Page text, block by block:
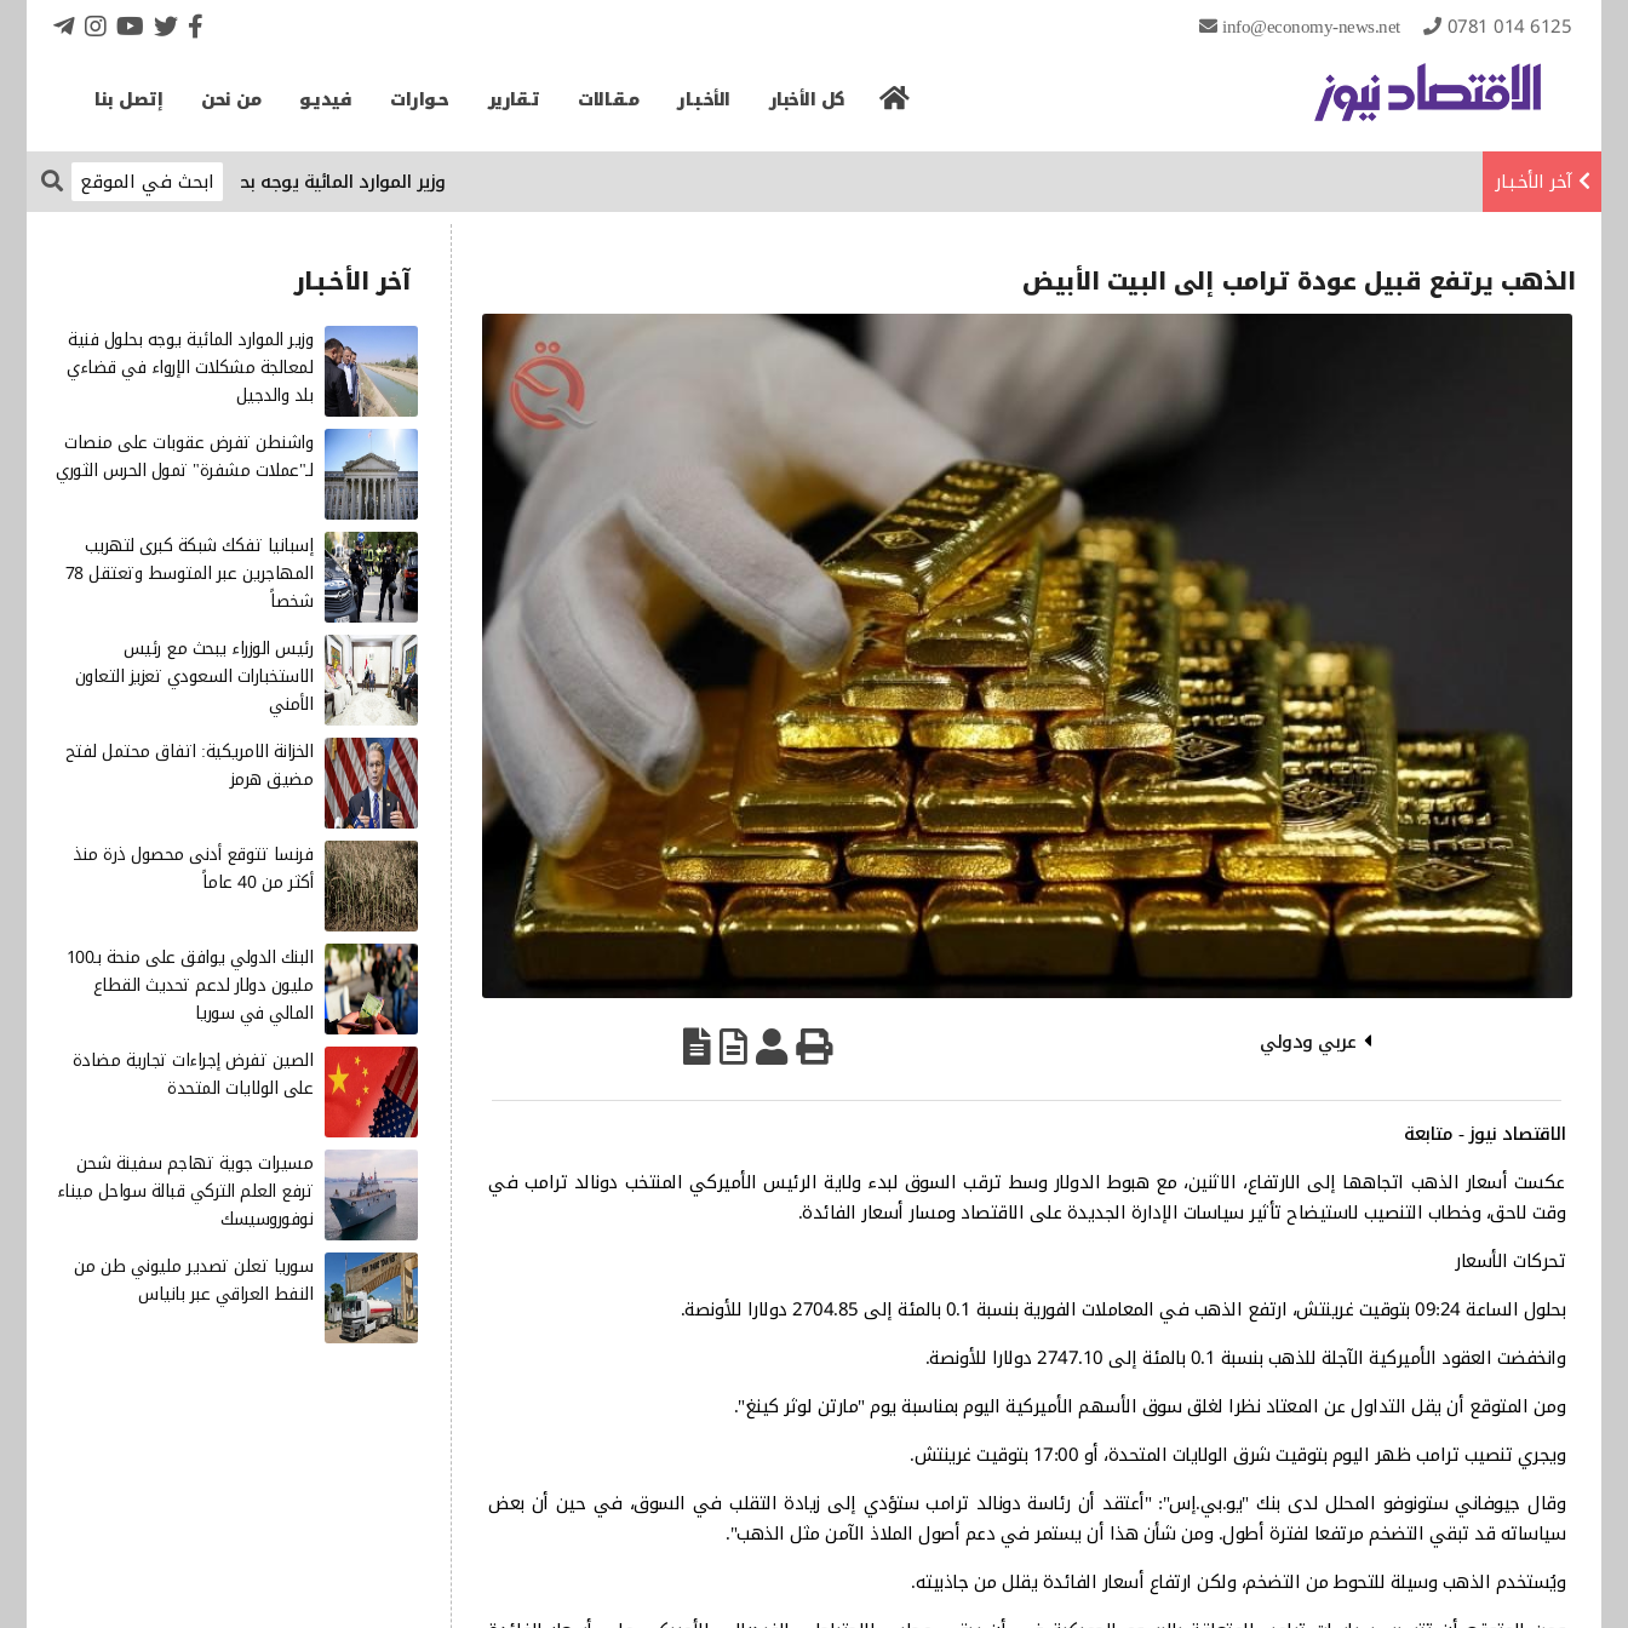
info@economy-news.net 0781 014 6125
كل الأخبار الأخـبـار مـقـالات تـقارير حـوارات فيديـو من نحن إتصل بنا
آخر الأخـبـار وزير الموارد المائية يوجه بحلول فنية لمعالجة مشكلات
الذهب يرتفع قبيل عودة ترامب إلى البيت الأبيض
عربي ودولي
الاقتصاد نيوز - متابعة
عكست أسعار الذهب اتجاهها إلى الارتفاع، الاثنين، مع هبوط الدولار وسط ترقب السوق لبدء ولاية الرئيس الأميركي المنتخب دونالد ترامب في
وقت لاحق، وخطاب التنصيب لاستيضاح تأثير سياسات الإدارة الجديدة على الاقتصاد ومسار أسعار الفائدة.
تحركات الأسعار
بحلول الساعة 09:24 بتوقيت غرينتش، ارتفع الذهب في المعاملات الفورية بنسبة 0.1 بالمئة إلى 2704.85 دولارا للأونصة.
وانخفضت العقود الأميركية الآجلة للذهب بنسبة 0.1 بالمئة إلى 2747.10 دولارا للأونصة.
ومن المتوقع أن يقل التداول عن المعتاد نظرا لغلق سوق الأسهم الأميركية اليوم بمناسبة يوم "مارتن لوثر كينغ".
ويجري تنصيب ترامب ظهر اليوم بتوقيت شرق الولايات المتحدة، أو 17:00 بتوقيت غرينتش.
وقال جيوفاني ستونوفو المحلل لدى بنك "يو.بي.إس": "أعتقد أن رئاسة دونالد ترامب ستؤدي إلى زيادة التقلب في السوق، في حين أن بعض
سياساته قد تبقي التضخم مرتفعا لفترة أطول. ومن شأن هذا أن يستمر في دعم أصول الملاذ الآمن مثل الذهب".
ويُستخدم الذهب وسيلة للتحوط من التضخم، ولكن ارتفاع أسعار الفائدة يقلل من جاذبيته.
آخر الأخـبـار
وزير الموارد المائية يوجه بحلول فنية
لمعالجة مشكلات الإرواء في قضاءي
بلد والدجيل
واشنطن تفرض عقوبات على منصات
لـ"عملات مشفرة" تمول الحرس الثوري
إسبانيا تفكك شبكة كبرى لتهريب
المهاجرين عبر المتوسط وتعتقل 78
شخصاً
رئيس الوزراء يبحث مع رئيس
الاستخبارات السعودي تعزيز التعاون
الأمني
الخزانة الامريكية: اتفاق محتمل لفتح
مضيق هرمز
فرنسا تتوقع أدنى محصول ذرة منذ
أكثر من 40 عاماً
البنك الدولي يوافق على منحة بـ100
مليون دولار لدعم تحديث القطاع
المالي في سوريا
الصين تفرض إجراءات تجارية مضادة
على الولايات المتحدة
مسيرات جوية تهاجم سفينة شحن
ترفع العلم التركي قبالة سواحل ميناء
نوفوروسيسك
سوريا تعلن تصدير مليوني طن من
النفط العراقي عبر بانياس